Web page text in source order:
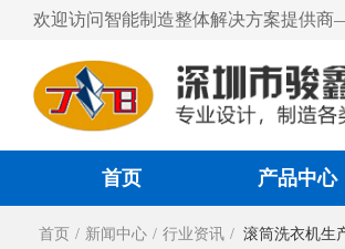
欢迎访问智能制造整体解决方案提供
首页 产品中心
首页 / 新闻中心 / 行业资讯 / 滚筒洗衣机生